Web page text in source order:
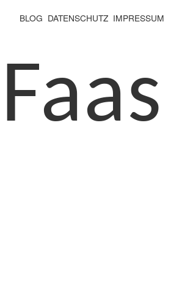
BLOG DATENSCHUTZ IMPRESSUM